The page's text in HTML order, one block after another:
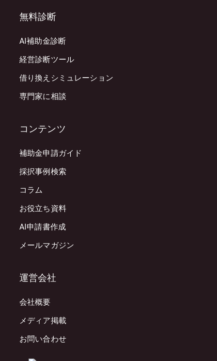
無料診断
AI補助金診断
経営診断ツール
借り換えシミュレーション
専門家に相談
コンテンツ
補助金申請ガイド
採択事例検索
コラム
お役立ち資料
AI申請書作成
メールマガジン
運営会社
会社概要
メディア掲載
お問い合わせ